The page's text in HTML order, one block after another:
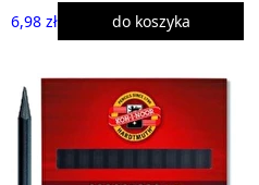
6,98 zł do koszyka